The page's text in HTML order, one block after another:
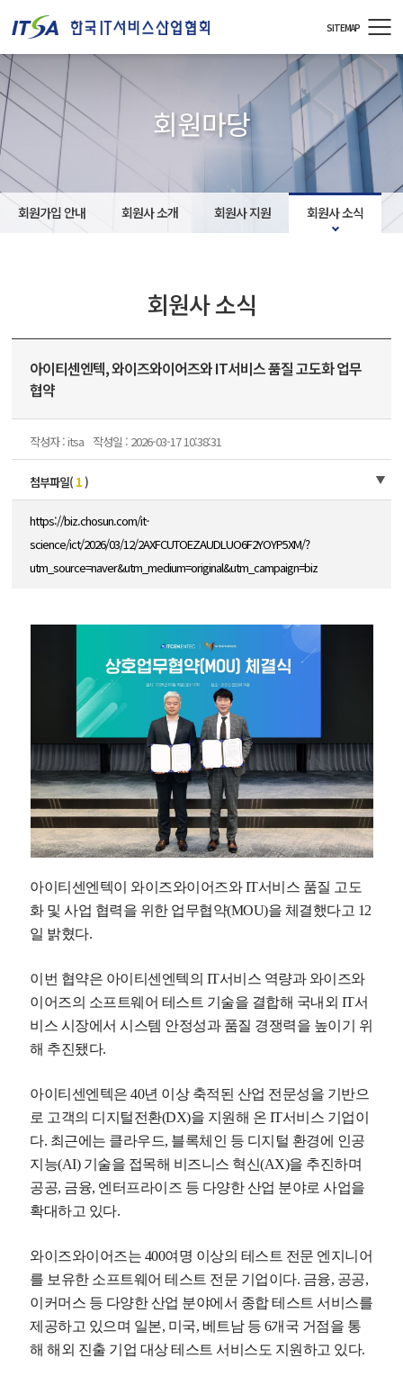
SITEMAP
회원마당
회원가입 안내 회원사 소개 회원사 지원 회원사 소식
회원사 소식
아이티센엔텍, 와이즈와이어즈와 IT서비스 품질 고도화 업무
협약
작성자 : itsa 작성일 : 2026-03-17 10:38:31
첨부파일( 1 )
https://biz.chosun.com/it-
science/ict/2026/03/12/2AXFCUTOEZAUDLUO6F2YOYP5XM/?
utm_source=naver&utm_medium=original&utm_campaign=biz
아이티센엔텍이 와이즈와이어즈와 IT서비스 품질 고도
화 및 사업 협력을 위한 업무협약(MOU)을 체결했다고 12
일 밝혔다.
이번 협약은 아이티센엔텍의 IT서비스 역량과 와이즈와
이어즈의 소프트웨어 테스트 기술을 결합해 국내외 IT서
비스 시장에서 시스템 안정성과 품질 경쟁력을 높이기 위
해 추진됐다.
아이티센엔텍은 40년 이상 축적된 산업 전문성을 기반으
로 고객의 디지털전환(DX)을 지원해 온 IT서비스 기업이
다. 최근에는 클라우드, 블록체인 등 디지털 환경에 인공
지능(AI) 기술을 접목해 비즈니스 혁신(AX)을 추진하며
공공, 금융, 엔터프라이즈 등 다양한 산업 분야로 사업을
확대하고 있다.
와이즈와이어즈는 400여명 이상의 테스트 전문 엔지니어
를 보유한 소프트웨어 테스트 전문 기업이다. 금융, 공공,
이커머스 등 다양한 산업 분야에서 종합 테스트 서비스를
제공하고 있으며 일본, 미국, 베트남 등 6개국 거점을 통
해 해외 진출 기업 대상 테스트 서비스도 지원하고 있다.